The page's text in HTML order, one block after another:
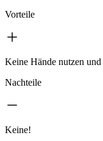
Vorteile
Keine Hände nutzen
Nachteile
Keine!